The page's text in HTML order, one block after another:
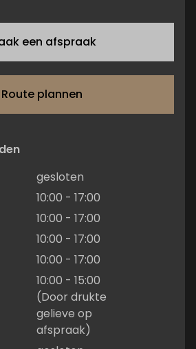
een afspraak
Route plannen
gesloten
10:00 - 17:00
10:00 - 17:00
10:00 - 17:00
10:00 - 17:00
10:00 - 15:00
(Door drukte
gelieve op
afspraak)